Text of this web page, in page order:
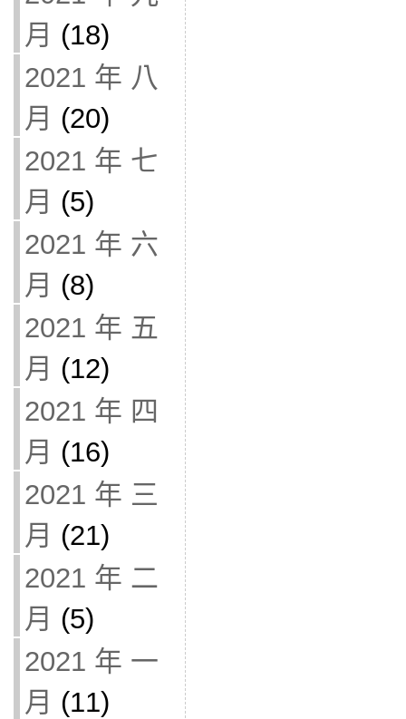
月 (18)
2021 年 八
月 (20)
2021 年 七
月 (5)
2021 年 六
月 (8)
2021 年 五
月 (12)
2021 年 四
月 (16)
2021 年 三
月 (21)
2021 年 二
月 (5)
2021 年 一
月 (11)